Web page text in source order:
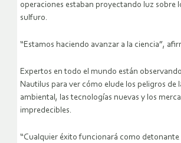
operaciones estaban proyectando luz sobre
sulfuro.
“Estamos haciendo avanzar a la ciencia”,
Expertos en todo el mundo están
Nautilus para ver cómo elude los peligros de
ambiental, las tecnologías nuevas y los
impredecibles.
“Cualquier éxito funcionará como detonante